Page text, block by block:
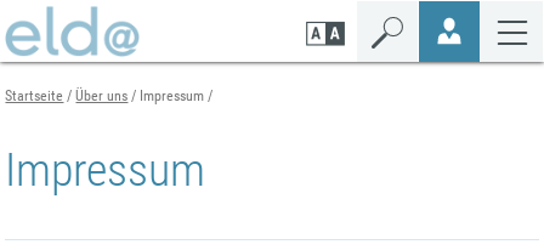
Seiteninhalt
springen
Navigation
springen
Mobilen
Navigation
springen
Startseite Über uns Impressum
Impressum